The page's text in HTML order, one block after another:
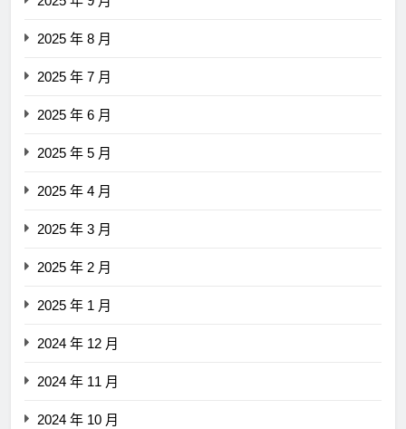
2025 年 8 月
2025 年 7 月
2025 年 6 月
2025 年 5 月
2025 年 4 月
2025 年 3 月
2025 年 2 月
2025 年 1 月
2024 年 12 月
2024 年 11 月
2024 年 10 月